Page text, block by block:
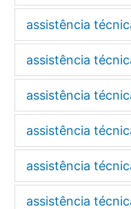
assistência
assistência
assistência
assistência
assistência
assistência